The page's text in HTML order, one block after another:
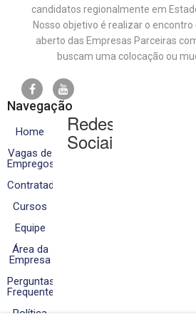
candidatos regionalmente em
Nosso objetivo é realizar o
aberto das Empresas Parceiras
buscam uma colocação ou
Navegação
Home
Vagas de
Empregos
Contratados
Cursos
Equipe
Área da
Empresa
Perguntas
Frequentes
Redes
Sociais